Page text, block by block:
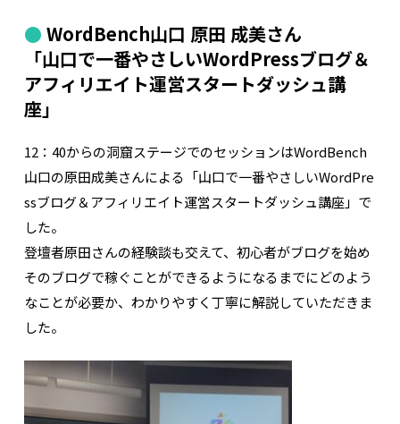
WordBench山口 原田 成美さん
「山口で一番やさしいWordPressブログ＆
アフィリエイト運営スタートダッシュ講
座」
12：40からの洞窟ステージでのセッションはWordBench
山口の原田成美さんによる「山口で一番やさしいWordPre
ssブログ＆アフィリエイト運営スタートダッシュ講座」で
した。
登壇者原田さんの経験談も交えて、初心者がブログを始め
そのブログで稼ぐことができるようになるまでにどのよう
なことが必要か、わかりやすく丁寧に解説していただきま
した。